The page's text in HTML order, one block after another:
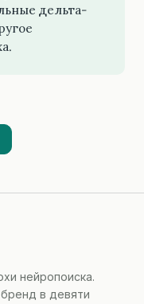
дельта-
нейропоиска.
в девяти